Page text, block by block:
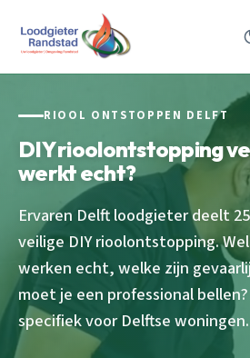
RIOOL ONTSTOPPEN DELFT
DIY rioolontstopping
werkt echt?
Ervaren Delft loodgieter deelt
veilige DIY rioolontstopping.
werken echt, welke zijn
moet je een professional
specifiek voor Delftse woningen.